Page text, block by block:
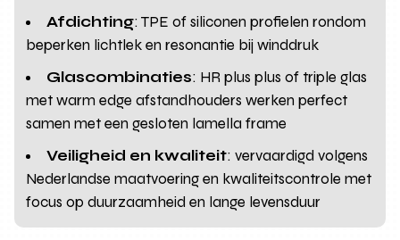
Afdichting: TPE of siliconen profielen rondom
beperken lichtlek en resonantie bij winddruk
Glascombinaties: HR plus plus of triple glas
met warm edge afstandhouders werken perfect
samen met een gesloten lamella frame
Veiligheid en kwaliteit: vervaardigd volgens
Nederlandse maatvoering en kwaliteitscontrole met
focus op duurzaamheid en lange levensduur